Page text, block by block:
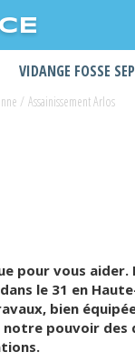
VIDANGE FOSSE
/ Assainissement Arlos
pour vous
le 31 en
bien
pouvoir